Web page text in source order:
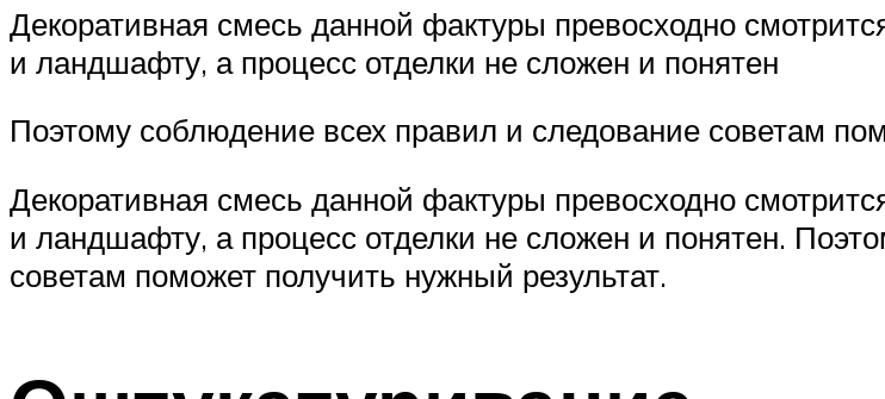
Декоративная смесь данной фактуры превосходно
и ландшафту, а процесс отделки не сложен и понятен
Поэтому соблюдение всех правил и следование советам
Декоративная смесь данной фактуры превосходно
и ландшафту, а процесс отделки не сложен и понятен.
советам поможет получить нужный результат.